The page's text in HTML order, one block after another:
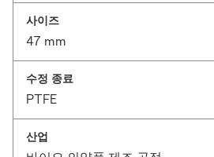
사이즈
47 mm
수정 종료
PTFE
산업